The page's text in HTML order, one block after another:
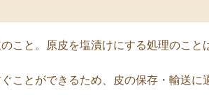
こと。原皮を塩漬けにする処理のこと
ことができるため、皮の保存・輸送に